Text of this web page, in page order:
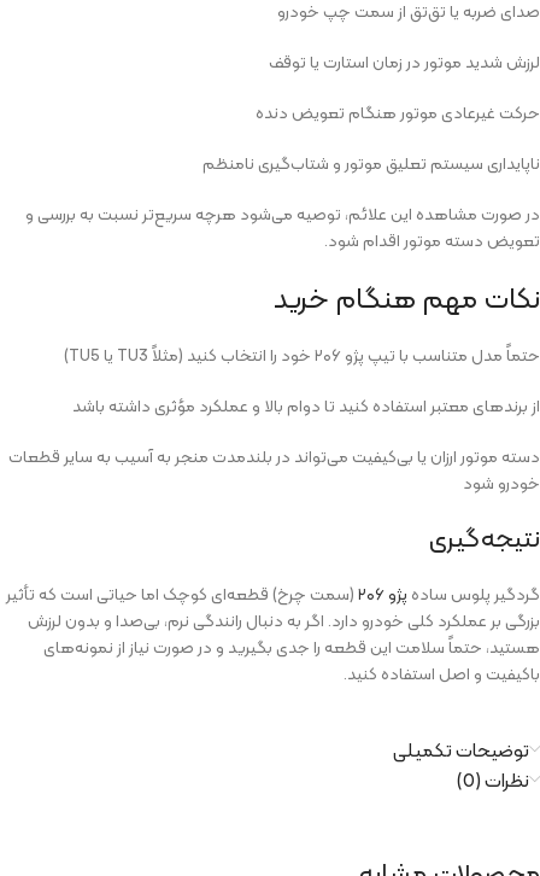
صدای ضربه یا تق‌تق از سمت چپ خودرو
لرزش شدید موتور در زمان استارت یا توقف
حرکت غیرعادی موتور هنگام تعویض دنده
ناپایداری سیستم تعلیق موتور و شتاب‌گیری نامنظم
در صورت مشاهده این علائم، توصیه می‌شود هرچه سریع‌تر نسبت به بررسی و
تعویض دسته موتور اقدام شود.
نکات مهم هنگام خرید
حتماً مدل متناسب با تیپ پژو ۲۰۶ خود را انتخاب کنید (مثلاً TU3 یا TU5)
از برندهای معتبر استفاده کنید تا دوام بالا و عملکرد مؤثری داشته باشد
دسته موتور ارزان یا بی‌کیفیت می‌تواند در بلندمدت منجر به آسیب به سایر قطعات
خودرو شود
نتیجه‌گیری
گردگیر پلوس ساده پژو ۲۰۶
(سمت چرخ) قطعه‌ای کوچک اما حیاتی است که تأثیر
بزرگی بر عملکرد کلی خودرو دارد. اگر به دنبال رانندگی نرم، بی‌صدا و بدون لرزش
هستید، حتماً سلامت این قطعه را جدی بگیرید و در صورت نیاز از نمونه‌های
باکیفیت و اصل استفاده کنید.
توضیحات تکمیلی
نظرات (0)